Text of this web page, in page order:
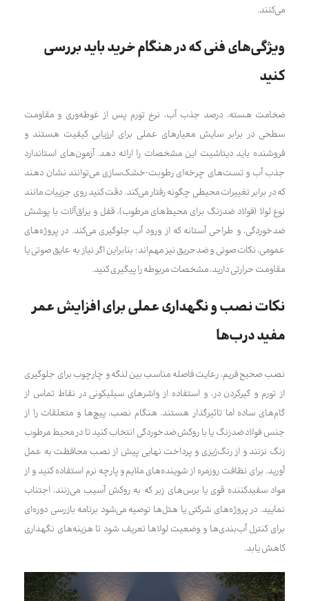
می‌کنند.
ویژگی‌های فنی که در هنگام خرید باید بررسی
کنید
ضخامت هسته، درصد جذب آب، نرخ تورم پس از غوطه‌وری و مقاومت
سطحی در برابر سایش معیارهای عملی برای ارزیابی کیفیت هستند و
فروشنده باید دیتاشیت این مشخصات را ارائه دهد. آزمون‌های استاندارد
جذب آب و تست‌های چرخه‌ای رطوبت-خشک‌سازی می‌توانند نشان دهند
که در برابر تغییرات محیطی چگونه رفتار می‌کند. دقت کنید روی جزییات مانند
نوع لولا (فولاد ضدزنگ برای محیط‌های مرطوب)، قفل و یراق‌آلات با پوشش
ضدخوردگی، و طراحی آستانه که از ورود آب جلوگیری می‌کند. در پروژه‌های
عمومی، نکات صوتی و ضدحریق نیز مهم‌اند؛ بنابراین اگر نیاز به عایق صوتی یا
مقاومت حرارتی دارید، مشخصات مربوطه را پیگیری کنید.
نکات نصب و نگهداری عملی برای افزایش عمر
مفید درب‌ها
نصب صحیح فریم، رعایت فاصله مناسب بین لنگه و چارچوب برای جلوگیری
از تورم و گیرکردن در، و استفاده از واشرهای سیلیکونی در نقاط تماس از
گام‌های ساده اما تاثیرگذار هستند. هنگام نصب، پیچ‌ها و متعلقات را از
جنس فولاد ضدزنگ یا با روکش ضدخوردگی انتخاب کنید تا در محیط مرطوب
زنگ نزنند و از رنگ‌رُیزی و پرداخت نهایی پیش از نصب محافظت به عمل
آورید. برای نظافت روزمره از شوینده‌های ملایم و پارچه نرم استفاده کنید و از
مواد سفیدکننده قوی یا برس‌های زبر که به روکش آسیب می‌زنند، اجتناب
نمایید. در پروژه‌های شرکتی یا هتل‌ها توصیه می‌شود برنامه بازرسی دوره‌ای
برای کنترل آب‌بندی‌ها و وضعیت لولاها تعریف شود تا هزینه‌های نگهداری
کاهش یابد.